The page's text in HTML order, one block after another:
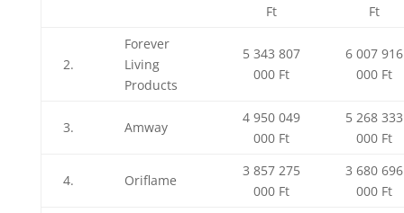
Ft
Ft
2.
Forever
Living
Products
5 343 807
000 Ft
6 007 916
000 Ft
3. Amway
4 950 049
000 Ft
5 268 333
000 Ft
4. Oriflame
3 857 275
000 Ft
3 680 696
000 Ft